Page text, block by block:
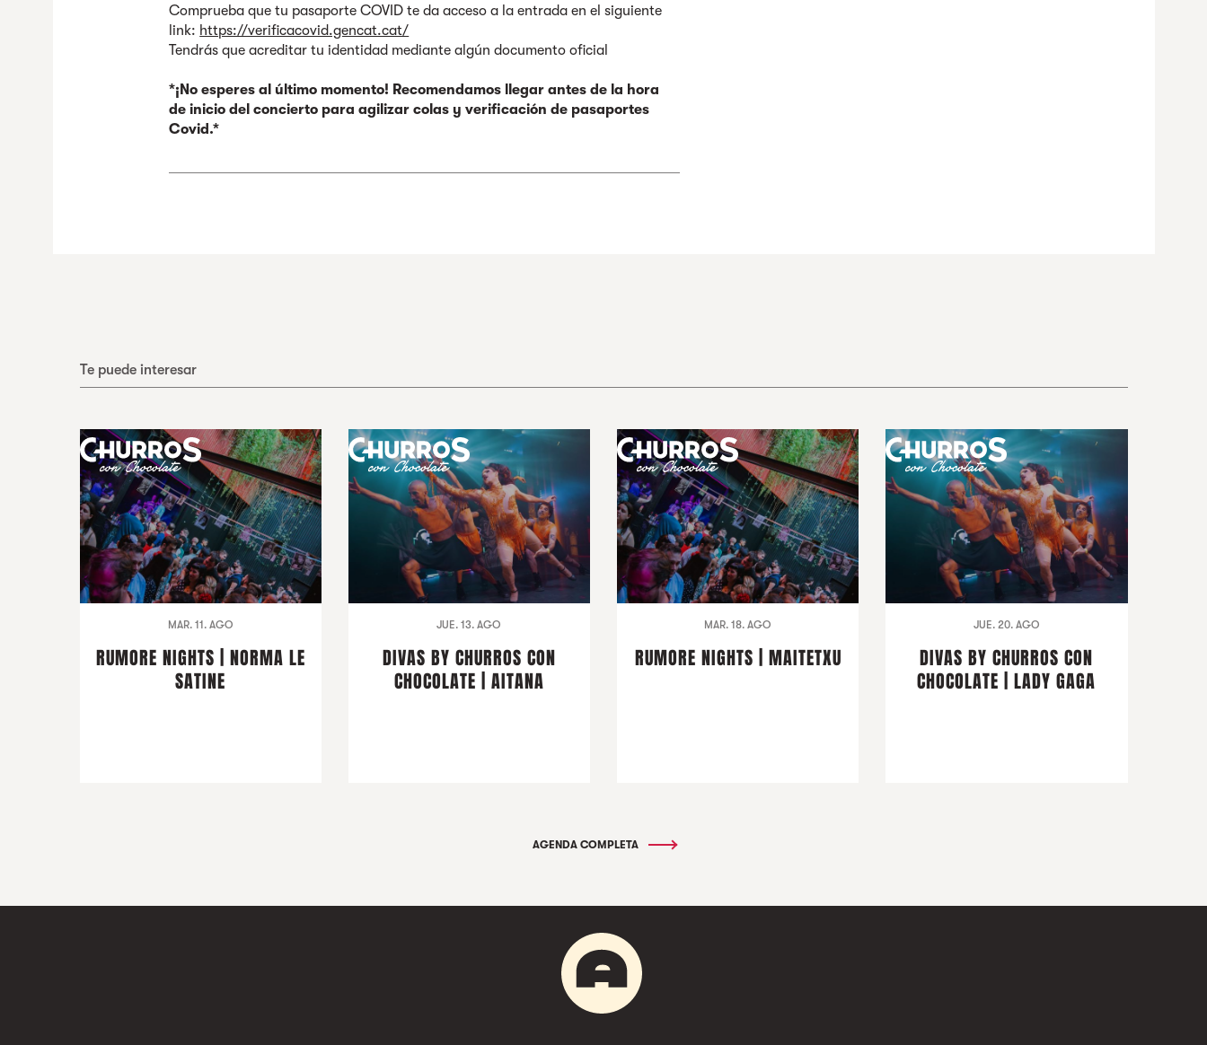
Comprueba que tu pasaporte COVID te da acceso a la entrada en el siguiente
link: https://verificacovid.gencat.cat/
Tendrás que acreditar tu identidad mediante algún documento oficial
*¡No esperes al último momento! Recomendamos llegar antes de la hora
de inicio del concierto para agilizar colas y verificación de pasaportes
Covid.*
Te puede interesar
MAR. 11. AGO
RUMORE NIGHTS | NORMA LE
SATINE
JUE. 13. AGO
DIVAS BY CHURROS CON
CHOCOLATE | AITANA
MAR. 18. AGO
RUMORE NIGHTS | MAITETXU
JUE. 20. AGO
DIVAS BY CHURROS CON
CHOCOLATE | LADY GAGA
AGENDA COMPLETA